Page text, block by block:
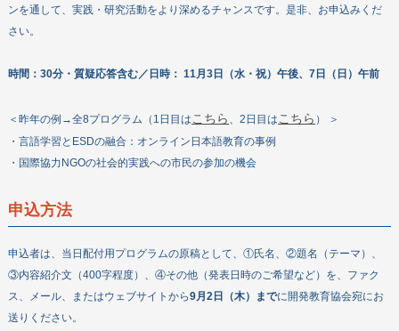
ンを通して、実践・研究活動をより深めるチャンスです。是非、お申込みくだ
さい。
時間：30分・質疑応答含む／日時： 11月3日（水・祝）午後、7日（日）午前
＜昨年の例→全8プログラム（1日目はこちら 、2日目はこちら ） ＞
・言語学習とESDの融合：オンライン日本語教育の事例
・国際協力NGOの社会的実践への市民の参加の機会
申込方法
申込者は、当日配付用プログラムの原稿として、①氏名、②題名（テーマ）、
③内容紹介文（400字程度）、④その他（発表日時のご希望など）を、ファク
ス、メール、またはウェブサイトから9月2日（木）までに開発教育協会宛にお
送りください。